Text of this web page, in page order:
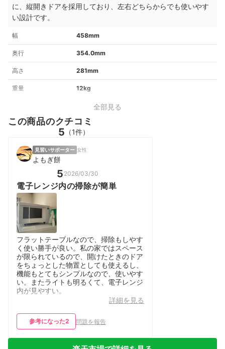
に、縦開きドアを採用しており、左右どちらからでも使いやす
い設計です。
幅 458mm
奥行 354.0mm
高さ 281mm
重量 12kg
全部見る
この商品のクチコミ
5 （1件）
見習いサポーター 女性
よもぎ餅
5 2026/03/30
電子レンジ内の掃除が簡単
フラットテーブルなので、掃除もしやす
く使い勝手が良い。私の家ではスペース
が限られているので、開けたときのドア
をちょっとした物置としても使えるし、
機能もとてもシンプルなので、使いやす
い。またライトも明るくて、電子レンジ
内が見やすい。
詳細を見る
参考になった2 問題を報告